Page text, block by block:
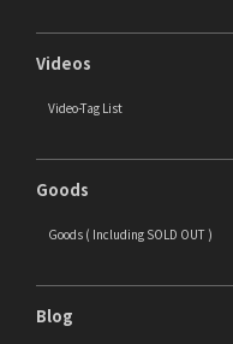
Videos
Video-Tag List
Goods
Goods ( Including SOLD OUT )
Blog